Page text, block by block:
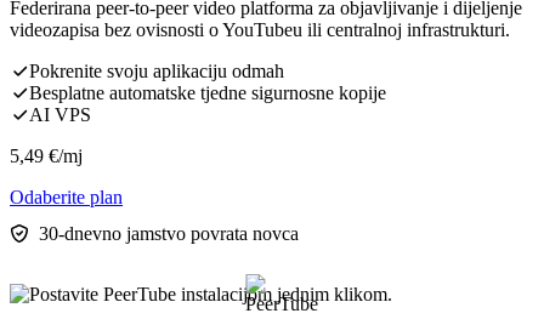
Federirana peer-to-peer video platforma za objavljivanje i dijeljenje
videozapisa bez ovisnosti o YouTubeu ili centralnoj infrastrukturi.
Pokrenite svoju aplikaciju odmah
Besplatne automatske tjedne sigurnosne kopije
AI VPS
5,49 €/mj
Odaberite plan
30-dnevno jamstvo povrata novca